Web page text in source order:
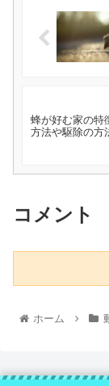
蜂が好む家の特
方法や駆除の方
コメント
ホーム